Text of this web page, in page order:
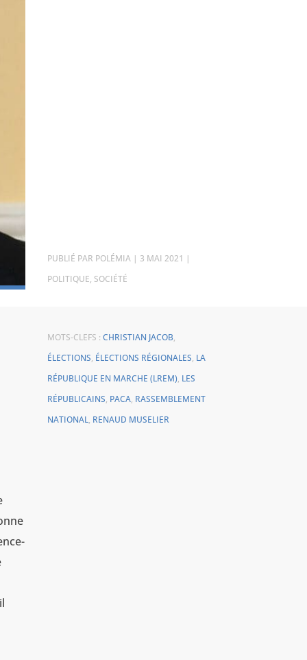
PAR POLÉMIA | 3 MAI 2021 |
POLITIQUE, SOCIÉTÉ
MOTS-CLEFS : CHRISTIAN JACOB,
ÉLECTIONS, ÉLECTIONS RÉGIONALES, LA
RÉPUBLIQUE EN MARCHE (LREM), LES
RÉPUBLICAINS, PACA, RASSEMBLEMENT
NATIONAL, RENAUD MUSELIER